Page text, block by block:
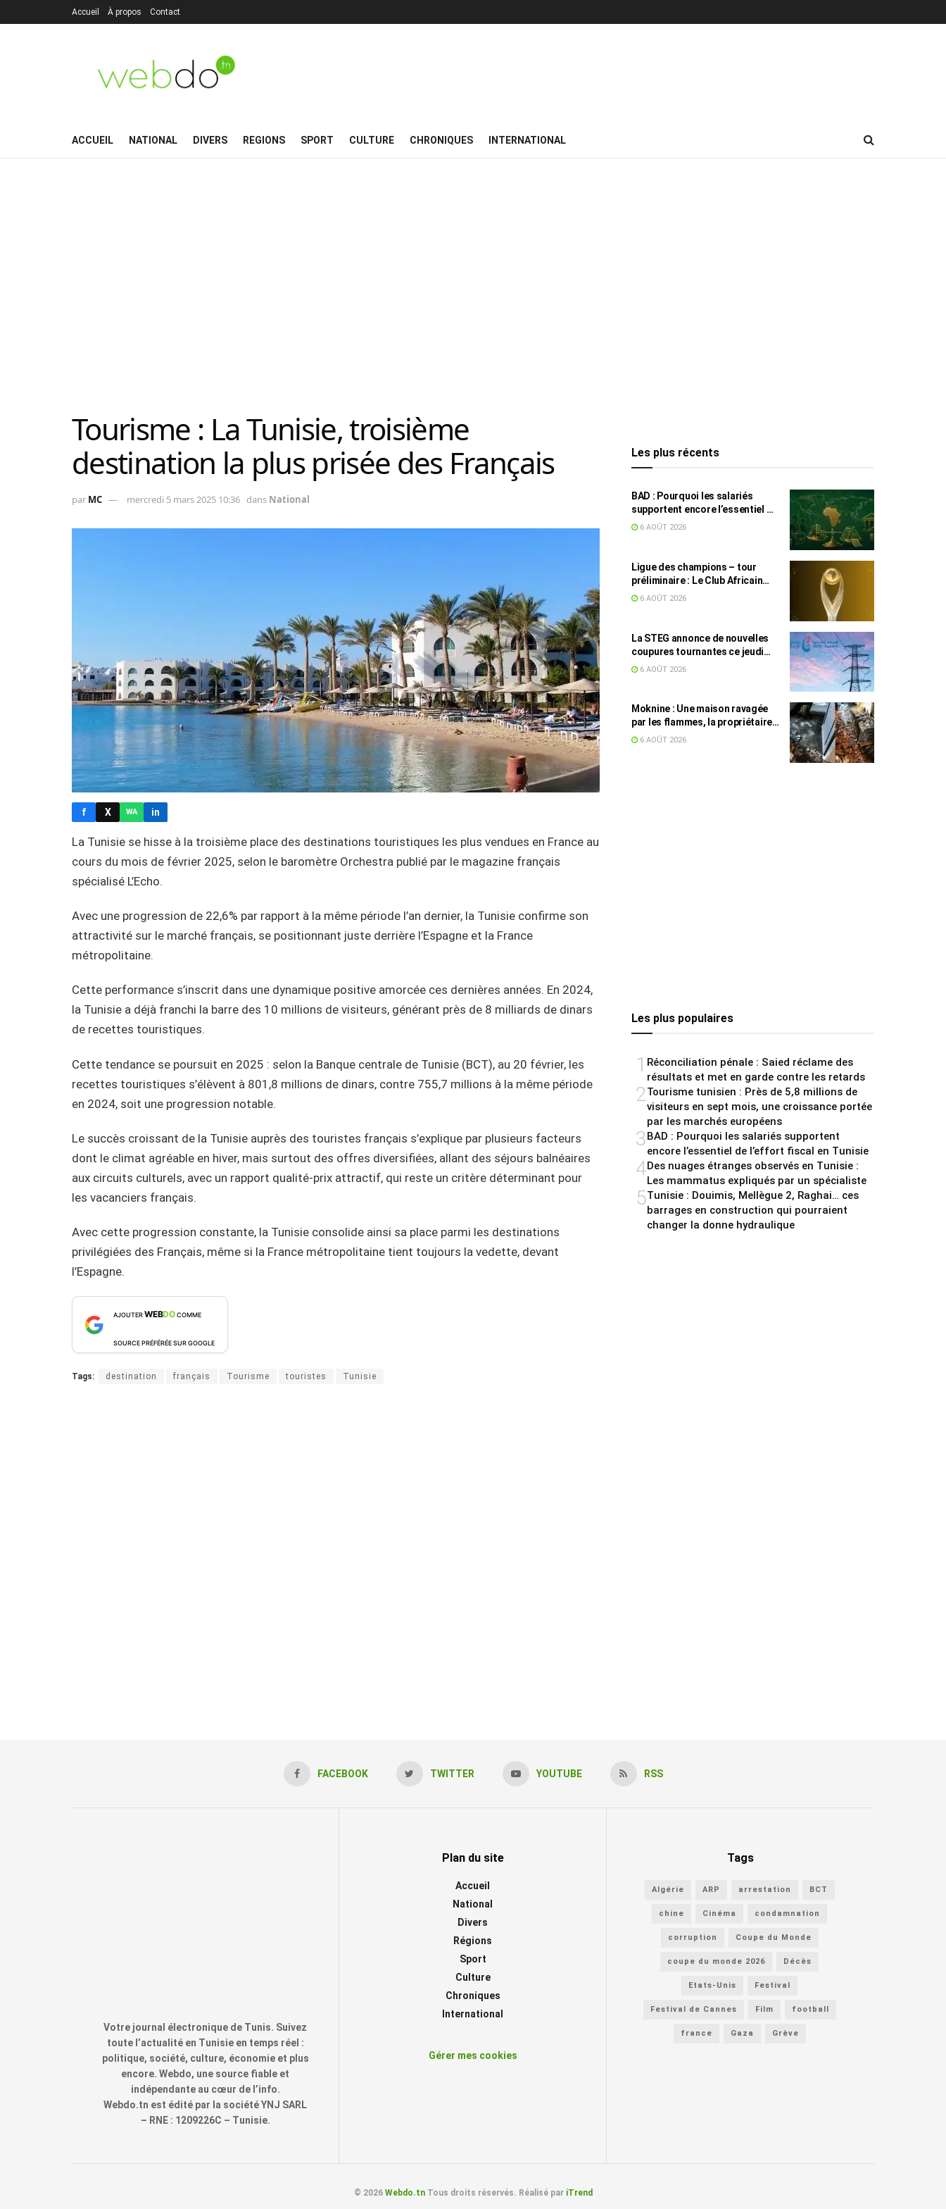
Accueil À propos Contact
ACCUEIL NATIONAL DIVERS REGIONS SPORT CULTURE CHRONIQUES INTERNATIONAL
Tourisme : La Tunisie, troisième
destination la plus prisée des Français
par MC mercredi 5 mars 2025 10:36 dans National
f X WA in
La Tunisie se hisse à la troisième place des destinations touristiques les plus vendues en France au
cours du mois de février 2025, selon le baromètre Orchestra publié par le magazine français
spécialisé L’Echo.
Avec une progression de 22,6% par rapport à la même période l’an dernier, la Tunisie confirme son
attractivité sur le marché français, se positionnant juste derrière l’Espagne et la France
métropolitaine.
Cette performance s’inscrit dans une dynamique positive amorcée ces dernières années. En 2024,
la Tunisie a déjà franchi la barre des 10 millions de visiteurs, générant près de 8 milliards de dinars
de recettes touristiques.
Cette tendance se poursuit en 2025 : selon la Banque centrale de Tunisie (BCT), au 20 février, les
recettes touristiques s’élèvent à 801,8 millions de dinars, contre 755,7 millions à la même période
en 2024, soit une progression notable.
Le succès croissant de la Tunisie auprès des touristes français s’explique par plusieurs facteurs
dont le climat agréable en hiver, mais surtout des offres diversifiées, allant des séjours balnéaires
aux circuits culturels, avec un rapport qualité-prix attractif, qui reste un critère déterminant pour
les vacanciers français.
Avec cette progression constante, la Tunisie consolide ainsi sa place parmi les destinations
privilégiées des Français, même si la France métropolitaine tient toujours la vedette, devant
l’Espagne.
AJOUTERWEBDOCOMME
SOURCE PRÉFÉRÉE SUR GOOGLE
Tags: destination français Tourisme touristes Tunisie
Les plus récents
BAD : Pourquoi les salariés
supportent encore l’essentiel de
l’effort fiscal en Tunisie
6 AOÛT 2026
Ligue des champions – tour
préliminaire : Le Club Africain
face au Djoliba AC
6 AOÛT 2026
La STEG annonce de nouvelles
coupures tournantes ce jeudi
dans plusieurs régions
6 AOÛT 2026
Moknine : Une maison ravagée
par les flammes, la propriétaire
accuse la STEG et la SONEDE
6 AOÛT 2026
Les plus populaires
1 Réconciliation pénale : Saied réclame des
résultats et met en garde contre les retards
2Tourisme tunisien : Près de 5,8 millions de
visiteurs en sept mois, une croissance portée
par les marchés européens
3BAD : Pourquoi les salariés supportent
encore l’essentiel de l’effort fiscal en Tunisie
4Des nuages étranges observés en Tunisie :
Les mammatus expliqués par un spécialiste
5Tunisie : Douimis, Mellègue 2, Raghai… ces
barrages en construction qui pourraient
changer la donne hydraulique
FACEBOOK TWITTER YOUTUBE RSS
Votre journal électronique de Tunis. Suivez
toute l’actualité en Tunisie en temps réel :
politique, société, culture, économie et plus
encore. Webdo, une source fiable et
indépendante au cœur de l’info.
Webdo.tn est édité par la société YNJ SARL
– RNE : 1209226C – Tunisie.
Plan du site
Accueil
National
Divers
Régions
Sport
Culture
Chroniques
International
Gérer mes cookies
Tags
Algérie ARP arrestation BCT
chine Cinéma condamnation
corruption Coupe du Monde
coupe du monde 2026 Décès
Etats-Unis Festival
Festival de Cannes Film football
france Gaza Grève
© 2026 Webdo.tnTous droits réservés. Réalisé par iTrend